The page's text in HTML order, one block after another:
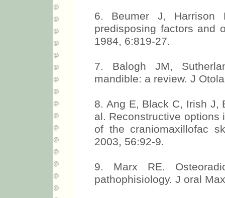
6. Beumer J, Harrison
predisposing factors and
1984, 6:819-27.
7. Balogh JM,
mandible: a review. J
8. Ang E, Black C, Irish J,
al. Reconstructive options
of the craniomaxillofac
2003, 56:92-9.
9. Marx RE.
pathophisiology. J oral